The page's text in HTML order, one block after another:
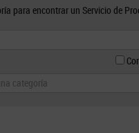
para encontrar un Servicio de
categoría